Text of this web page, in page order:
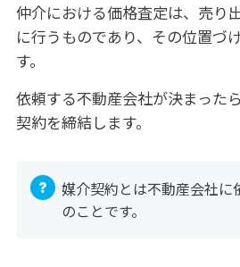
仲介における価格査定は、売り
に行うものであり、その位置づ
す。
依頼する不動産会社が決まった
契約を締結します。
媒介契約とは不動産会社に
のことです。